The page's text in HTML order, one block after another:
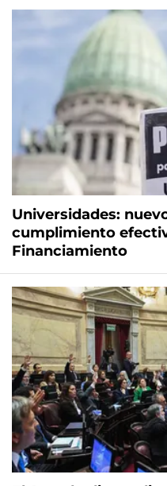
Universidades:
cumplimiento
Financiamiento